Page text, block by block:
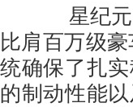
星纪元
比肩百万级
统确保了扎
的制动性能